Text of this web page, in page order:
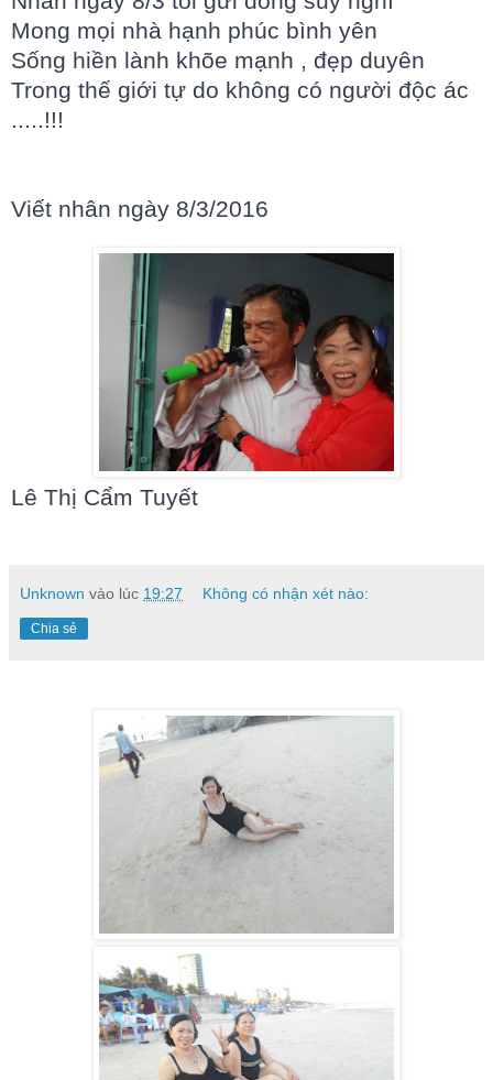
Mong mọi nhà hạnh phúc bình yên
Sống hiền lành khõe mạnh , đẹp duyên
Trong thế giới tự do không có người độc ác
.....!!!
Viết nhân ngày 8/3/2016
Lê Thị Cẩm Tuyết
Unknown vào lúc 19:27 Không có nhận xét nào:
Chia sẻ